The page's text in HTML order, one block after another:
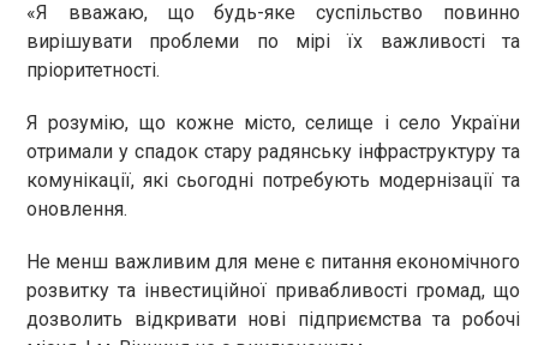
«Я вважаю, що будь-яке суспільство повинно
вирішувати проблеми по мірі їх важливості та
пріоритетності.
Я розумію, що кожне місто, селище і село України
отримали у спадок стару радянську інфраструктуру та
комунікації, які сьогодні потребують модернізації та
оновлення.
Не менш важливим для мене є питання економічного
розвитку та інвестиційної привабливості громад, що
дозволить відкривати нові підприємства та робочі